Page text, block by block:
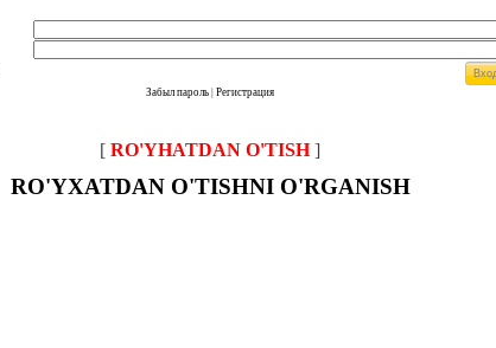
Забыл пароль Регистрация
[ RO'YHATDAN O'TISH]
RO'YXATDAN O'TISHNI O'RGANISH